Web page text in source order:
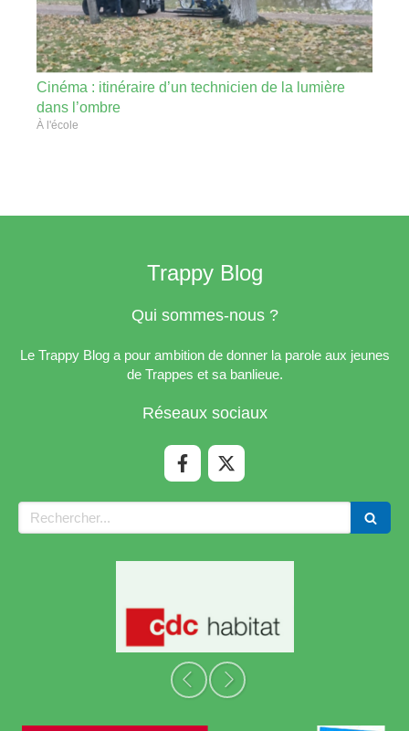
Cinéma : itinéraire d’un technicien de la lumière
dans l’ombre
À l'école
Trappy Blog
Qui sommes-nous ?
Le Trappy Blog a pour ambition de donner la parole aux jeunes
de Trappes et sa banlieue.
Réseaux sociaux
Rechercher
Slide précédent
Slide suivant